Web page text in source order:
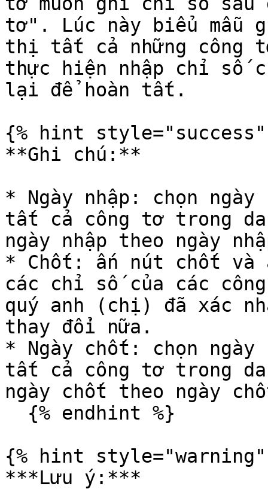
tơ". Lúc này biểu mẫu
thị tất cả những công
thực hiện nhập chỉ số
lại để hoàn tất.
{% hint style="success"
**Ghi chú:**
* Ngày nhập: chọn
tất cả công tơ trong
ngày nhập theo ngày
* Chốt: ấn nút chốt và
các chỉ số của các
quý anh (chị) đã xác
thay đổi nữa.
* Ngày chốt: chọn
tất cả công tơ trong
ngày chốt theo ngày
{% hint style="warning"
***Lưu ý:***